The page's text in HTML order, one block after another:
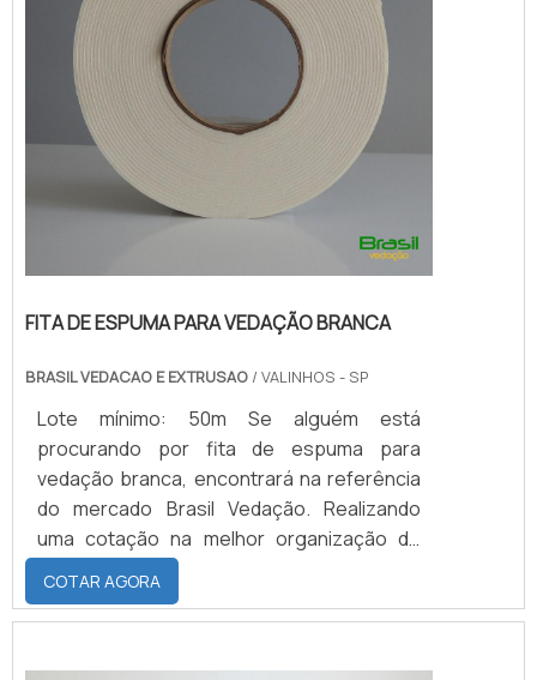
FITA DE ESPUMA PARA VEDAÇÃO BRANCA
BRASIL VEDACAO E EXTRUSAO / VALINHOS - SP
Lote mínimo: 50m Se alguém está
procurando por fita de espuma para
vedação branca, encontrará na referência
do mercado Brasil Vedação. Realizando
uma cotação na melhor organização do
ramo e descobrindo a maior referência de
qualidade da área de atuação.Quando a
busca é por fita de espuma para vedação
COTAR AGORA